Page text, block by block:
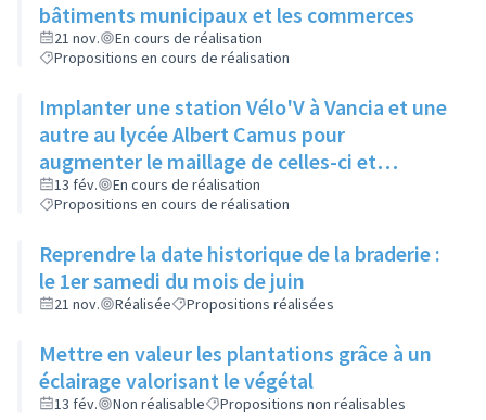
bâtiments municipaux et les commerces
21 nov.
En cours de réalisation
Propositions en cours de réalisation
Implanter une station Vélo'V à Vancia et une
autre au lycée Albert Camus pour
augmenter le maillage de celles-ci et
compenser le manque de bus à Vancia
notamment
13 fév.
En cours de réalisation
Propositions en cours de réalisation
Reprendre la date historique de la braderie :
le 1er samedi du mois de juin
21 nov. Réalisée Propositions réalisées
Mettre en valeur les plantations grâce à un
éclairage valorisant le végétal
13 fév. Non réalisable Propositions non réalisables